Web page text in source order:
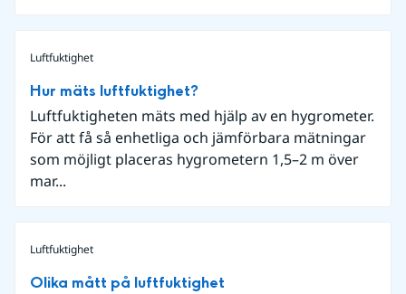
Luftfuktighet
Hur mäts luftfuktighet?
Luftfuktigheten mäts med hjälp av en hygrometer.
För att få så enhetliga och jämförbara mätningar
som möjligt placeras hygrometern 1,5–2 m över
mar...
Luftfuktighet
Olika mått på luftfuktighet